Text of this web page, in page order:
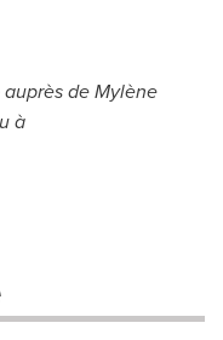
auprès de Mylène
à